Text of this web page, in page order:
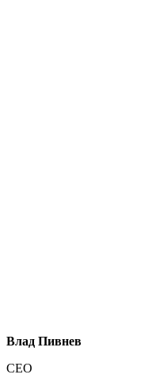
Влад Пивнев
CEO